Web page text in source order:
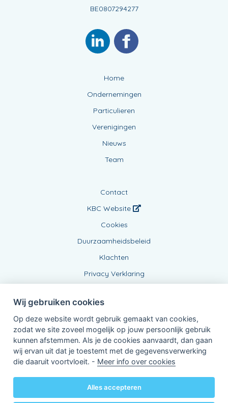
BE0807294277
Home
Ondernemingen
Particulieren
Verenigingen
Nieuws
Team
Contact
KBC Website
Cookies
Duurzaamheidsbeleid
Klachten
Privacy Verklaring
Verbonden Agent, BE0807294277
van KBC Verzekeringen nv
3000 Leuven - Belgie
BTW BE 0403.552.563 - RPR Leuven
Wij gebruiken cookies
Op deze website wordt gebruik gemaakt van cookies,
zodat we site zoveel mogelijk op jouw persoonlijk gebruik
kunnen afstemmen. Als je de cookies aanvaardt, dan gaan
wij ervan uit dat je toestemt met de gegevensverwerking
die daaruit voortvloeit. - Meer info over cookies
Alles accepteren